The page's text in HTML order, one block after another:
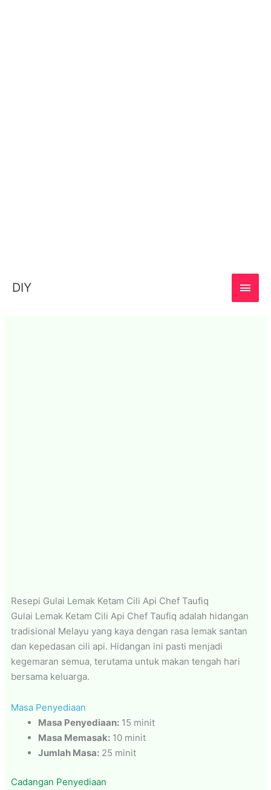
DIY
Resepi Gulai Lemak Ketam Cili Api Chef Taufiq
Gulai Lemak Ketam Cili Api Chef Taufiq adalah hidangan
tradisional Melayu yang kaya dengan rasa lemak santan
dan kepedasan cili api. Hidangan ini pasti menjadi
kegemaran semua, terutama untuk makan tengah hari
bersama keluarga.
Masa Penyediaan
Masa Penyediaan: 15 minit
Masa Memasak: 10 minit
Jumlah Masa: 25 minit
Cadangan Penyediaan